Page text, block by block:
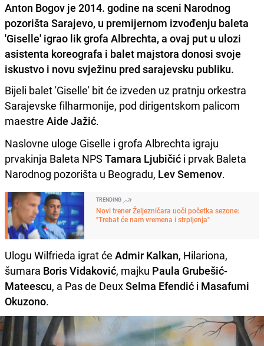
Anton Bogov je 2014. godine na sceni Narodnog
pozorišta Sarajevo, u premijernom izvođenju baleta
'Giselle' igrao lik grofa Albrechta, a ovaj put u ulozi
asistenta koreografa i balet majstora donosi svoje
iskustvo i novu svježinu pred sarajevsku publiku.
Bijeli balet 'Giselle' bit će izveden uz pratnju orkestra
Sarajevske filharmonije, pod dirigentskom palicom
maestre Aide Jažić.
Naslovne uloge Giselle i grofa Albrechta igraju
prvakinja Baleta NPS Tamara Ljubičić i prvak Baleta
Narodnog pozorišta u Beogradu, Lev Semenov.
TRENDING
Novi trener Željezničara uoči početka sezone:
"Trebat će nam vremena i strpljenja"
Ulogu Wilfrieda igrat će Admir Kalkan, Hilariona,
šumara Boris Vidaković, majku Paula Grubešić-
Mateescu, a Pas de DeuxSelma Efendić i Masafumi
Okuzono.